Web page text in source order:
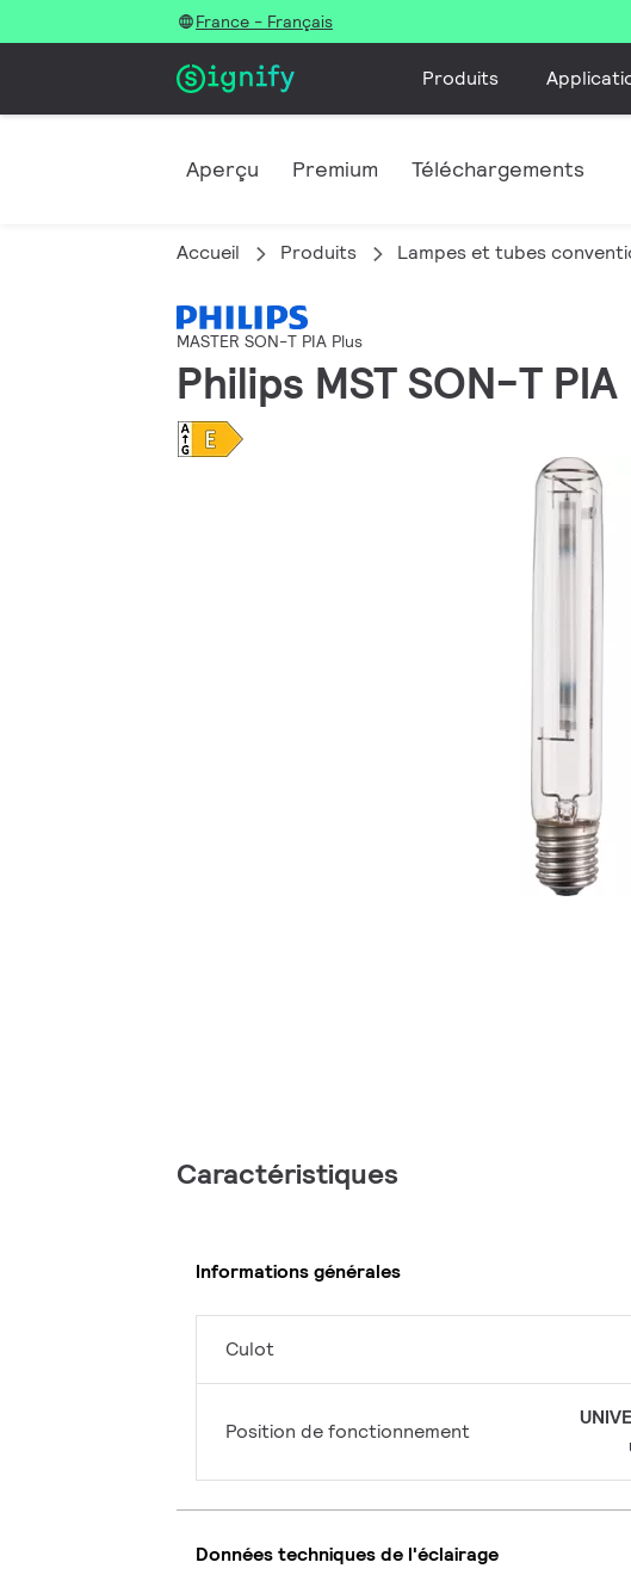
France - Français
Produits
Aperçu Premium Téléchargements
Accueil Produits Lampes et tubes
MASTER SON-T PIA Plus
Philips MST SON-T
Caractéristiques
Informations générales
Culot
Position de fonctionnement
Données techniques de l'éclairage